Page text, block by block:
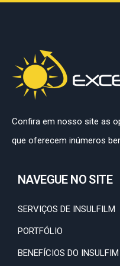
Confira em nosso site as
que oferecem inúmeros
NAVEGUE NO SITE
SERVIÇOS DE INSULFILM
PORTFÓLIO
BENEFÍCIOS DO INSULFIM